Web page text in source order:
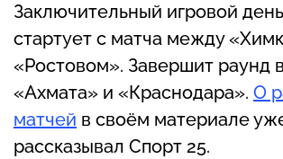
Заключительный игровой
стартует с матча между
«Ростовом». Завершит раунд
«Ахмата» и «Краснодара». О
матчей в своём материале
рассказывал Спорт 25.